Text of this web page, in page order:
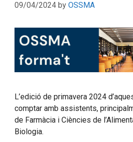
09/04/2024 by OSSMA
L’edició de primavera 2024
comptar amb assistents,
de Farmàcia i Ciències de
Biologia.